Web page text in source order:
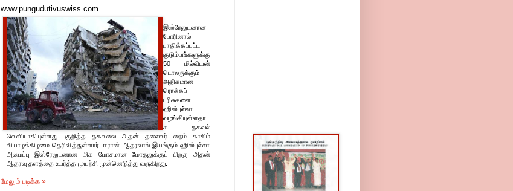
www.pungudutivuswiss.com
இஸ்ரேலுடனான
போரினால்
பாதிக்கப்பட்ட
குடும்பங்களுக்கு
50 மில்லியன்
டொலருக்கும்
அதிகமான
ரொக்கப்
பரிசுகளை
ஹிஸ்புல்லா
வழங்கியுள்ளதா
க தகவல்
வெளியாகியுள்ளது. குறித்த தகவலை அதன் தலைவர் நைம் காசிம்
வியாழக்கிழமை தெரிவித்துள்ளார். ஈரான் ஆதரவால் இயங்கும் ஹிஸ்புல்லா
அமைப்பு இஸ்ரேலுடனான மிக மோசமான மோதலுக்குப் பிறகு அதன்
ஆதரவு தளத்தை உயர்த்த முயற்சி முன்னெடுத்து வருகிறது.
மேலும் படிக்க »